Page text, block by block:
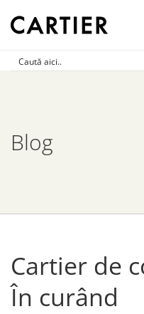
Blog
Cartier de
În curând